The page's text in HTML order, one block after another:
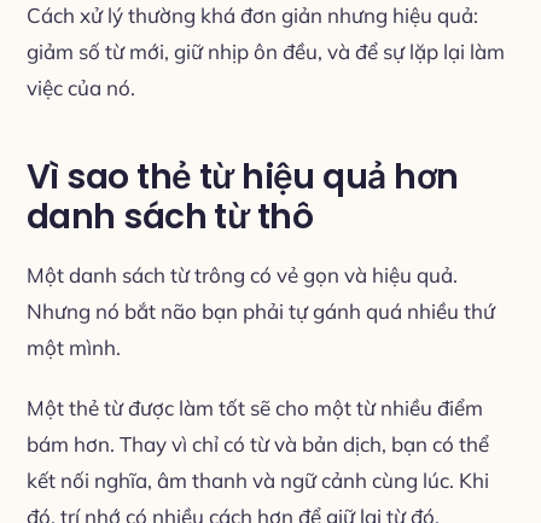
Cách xử lý thường khá đơn giản nhưng hiệu quả:
giảm số từ mới, giữ nhịp ôn đều, và để sự lặp lại làm
việc của nó.
Vì sao thẻ từ hiệu quả hơn
danh sách từ thô
Một danh sách từ trông có vẻ gọn và hiệu quả.
Nhưng nó bắt não bạn phải tự gánh quá nhiều thứ
một mình.
Một thẻ từ được làm tốt sẽ cho một từ nhiều điểm
bám hơn. Thay vì chỉ có từ và bản dịch, bạn có thể
kết nối nghĩa, âm thanh và ngữ cảnh cùng lúc. Khi
đó, trí nhớ có nhiều cách hơn để giữ lại từ đó.